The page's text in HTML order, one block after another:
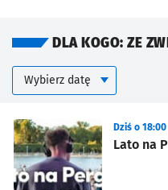
DLA KOGO: ZE
Kalendarium
Wybierz datę
Lato na
Dziś o 18:00